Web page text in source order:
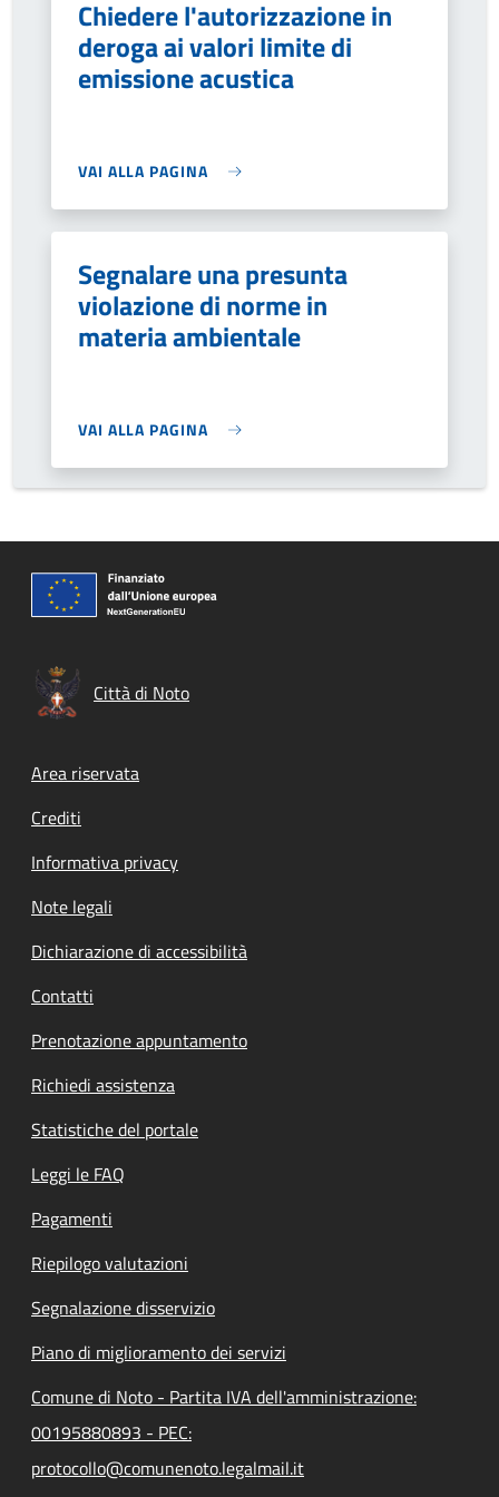
Chiedere l'autorizzazione in
deroga ai valori limite di
emissione acustica
VAI ALLA PAGINA
Segnalare una presunta
violazione di norme in
materia ambientale
VAI ALLA PAGINA
Città di Noto
Footer menu
Area riservata
Crediti
Informativa privacy
Note legali
Dichiarazione di accessibilità
Contatti
Prenotazione appuntamento
Richiedi assistenza
Statistiche del portale
Leggi le FAQ
Pagamenti
Riepilogo valutazioni
Segnalazione disservizio
Piano di miglioramento dei servizi
Comune di Noto - Partita IVA dell'amministrazione:
00195880893 - PEC:
protocollo@comunenoto.legalmail.it